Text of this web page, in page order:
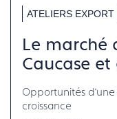
ATELIERS EXPORT
Le marché
Caucase
Opportunités d’une zone peu visitée et en forte
croissance